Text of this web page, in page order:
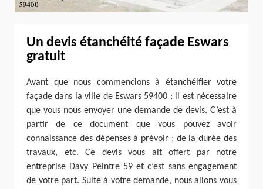
Un devis étanchéité façade Eswars
gratuit
Avant que nous commencions à étanchéifier votre
façade dans la ville de Eswars 59400 ; il est nécessaire
que vous nous envoyer une demande de devis. C’est à
partir de ce document que vous pouvez avoir
connaissance des dépenses à prévoir ; de la durée des
travaux, etc. Ce devis vous ait offert par notre
entreprise Davy Peintre 59 et c’est sans engagement
de votre part. Suite à votre demande, nous allons vous